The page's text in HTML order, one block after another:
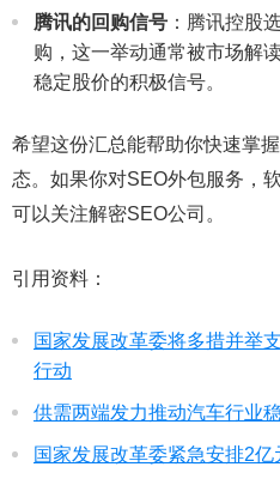
腾讯的回购信号 ：腾讯控股
购，这一举动通常被市场解
稳定股价的积极信号。
希望这份汇总能帮助你快速掌
态。如果你对SEO外包服务，
可以关注解密SEO公司。
引用资料：
国家发展改革委将多措并举
行动
供需两端发力推动汽车行业
国家发展改革委紧急安排2亿